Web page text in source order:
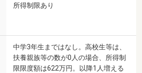
所得制限あり
中学3年生まではなし。高校生等は、
扶養親族等の数が0人の場合、所得制
限限度額は622万円。以降1人増える